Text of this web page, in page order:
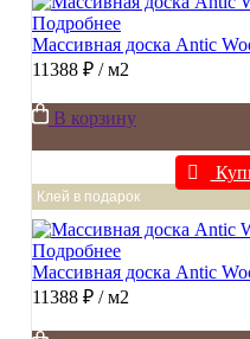
Подробнее
Массивная доска Antic
11388 ₽ / м2
В корзину
Клей в подарок
Подробнее
Массивная доска Antic
11388 ₽ / м2